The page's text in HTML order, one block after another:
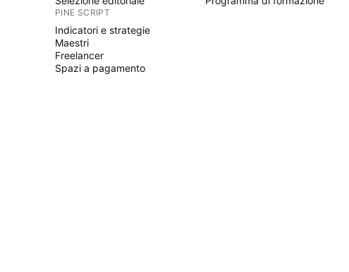
PINE SCRIPT
Indicatori e strategie
Maestri
Freelancer
Spazi a pagamento